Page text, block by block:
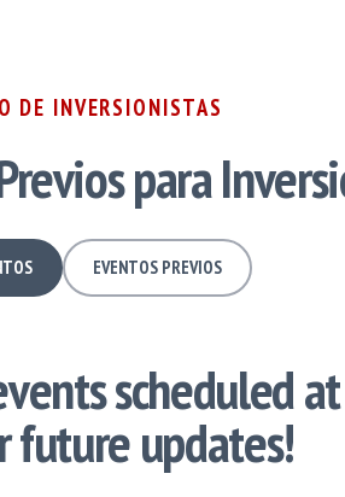
DE INVERSIONISTAS
para
EVENTOS PREVIOS
scheduled
future updates!